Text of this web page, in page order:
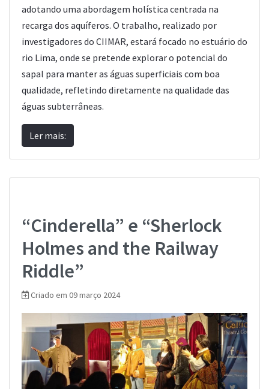
adotando uma abordagem holística centrada na
recarga dos aquíferos. O trabalho, realizado por
investigadores do CIIMAR, estará focado no estuário do
rio Lima, onde se pretende explorar o potencial do
sapal para manter as águas superficiais com boa
qualidade, refletindo diretamente na qualidade das
águas subterrâneas.
Ler mais:
“Cinderella” e “Sherlock
Holmes and the Railway
Riddle”
Criado em 09 março 2024